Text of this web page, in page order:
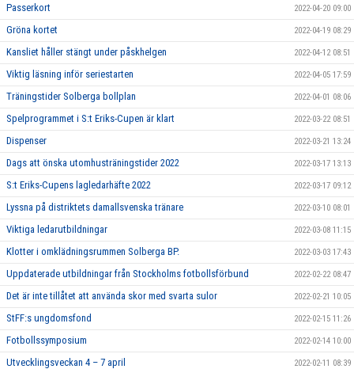
Passerkort 2022-04-20 09:00
Gröna kortet 2022-04-19 08:29
Kansliet håller stängt under påskhelgen 2022-04-12 08:51
Viktig läsning inför seriestarten 2022-04-05 17:59
Träningstider Solberga bollplan 2022-04-01 08:06
Spelprogrammet i S:t Eriks-Cupen är klart 2022-03-22 08:51
Dispenser 2022-03-21 13:24
Dags att önska utomhusträningstider 2022 2022-03-17 13:13
S:t Eriks-Cupens lagledarhäfte 2022 2022-03-17 09:12
Lyssna på distriktets damallsvenska tränare 2022-03-10 08:01
Viktiga ledarutbildningar 2022-03-08 11:15
Klotter i omklädningsrummen Solberga BP. 2022-03-03 17:43
Uppdaterade utbildningar från Stockholms fotbollsförbund 2022-02-22 08:47
Det är inte tillåtet att använda skor med svarta sulor 2022-02-21 10:05
StFF:s ungdomsfond 2022-02-15 11:26
Fotbollssymposium 2022-02-14 10:00
Utvecklingsveckan 4 – 7 april 2022-02-11 08:39